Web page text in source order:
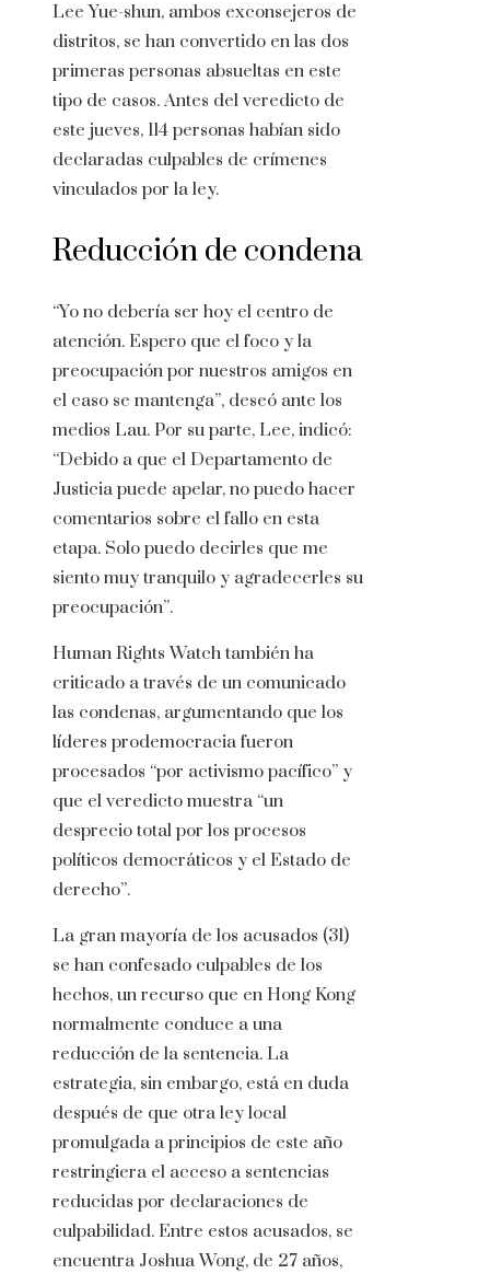
Lee Yue-shun, ambos exconsejeros de
distritos, se han convertido en las dos
primeras personas absueltas en este
tipo de casos. Antes del veredicto de
este jueves, 114 personas habían sido
declaradas culpables de crímenes
vinculados por la ley.
Reducción de condena
“Yo no debería ser hoy el centro de
atención. Espero que el foco y la
preocupación por nuestros amigos en
el caso se mantenga”, deseó ante los
medios Lau. Por su parte, Lee, indicó:
“Debido a que el Departamento de
Justicia puede apelar, no puedo hacer
comentarios sobre el fallo en esta
etapa. Solo puedo decirles que me
siento muy tranquilo y agradecerles su
preocupación”.
Human Rights Watch también ha
criticado a través de un comunicado
las condenas, argumentando que los
líderes prodemocracia fueron
procesados “por activismo pacífico” y
que el veredicto muestra “un
desprecio total por los procesos
políticos democráticos y el Estado de
derecho”.
La gran mayoría de los acusados (31)
se han confesado culpables de los
hechos, un recurso que en Hong Kong
normalmente conduce a una
reducción de la sentencia. La
estrategia, sin embargo, está en duda
después de que otra ley local
promulgada a principios de este año
restringiera el acceso a sentencias
reducidas por declaraciones de
culpabilidad. Entre estos acusados, se
encuentra Joshua Wong, de 27 años,